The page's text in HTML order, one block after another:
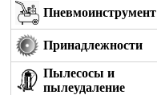
Пневмоинструмент
Принадлежности
Пылесосы и
пылеудаление